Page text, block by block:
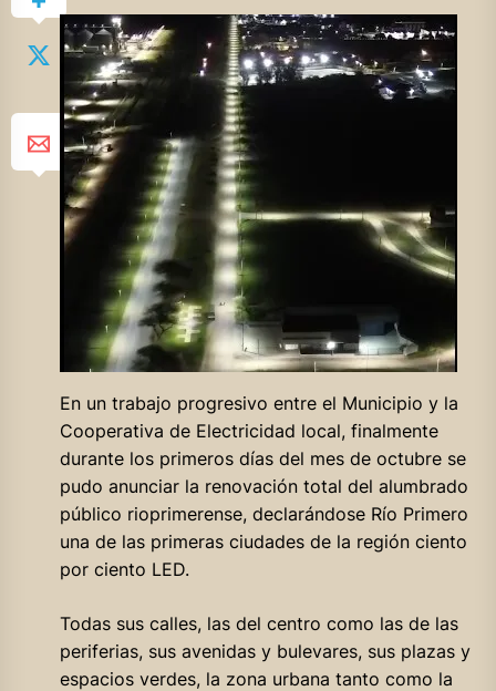
En un trabajo progresivo entre el Municipio y la
Cooperativa de Electricidad local, finalmente
durante los primeros días del mes de octubre se
pudo anunciar la renovación total del alumbrado
público rioprimerense, declarándose Río Primero
una de las primeras ciudades de la región ciento
por ciento LED.
Todas sus calles, las del centro como las de las
periferias, sus avenidas y bulevares, sus plazas y
espacios verdes, la zona urbana tanto como la